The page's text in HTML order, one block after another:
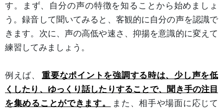
す。まず、自分の声の特徴を知ることから始めましょ
う。録音して聞いてみると、客観的に自分の声を認識で
きます。次に、声の高低や速さ、抑揚を意識的に変えて
練習してみましょう。
例えば、
重要なポイントを強調する時は、少し声を低
くしたり、ゆっくり話したりすることで、聞き手の注目
を集めることができます。
また、相手や場面に応じて